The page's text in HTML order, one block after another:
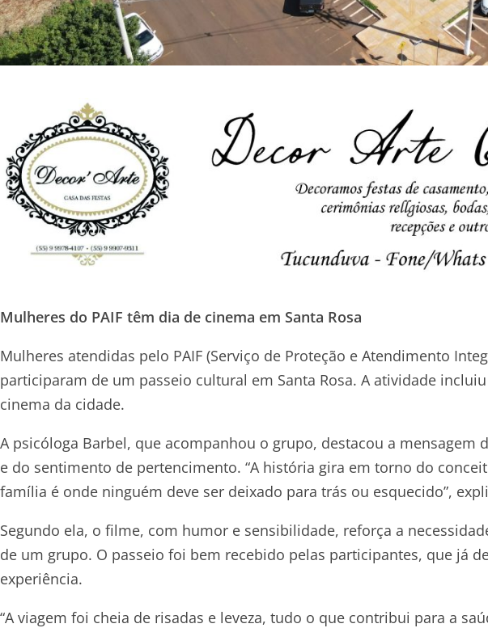
Mulheres do PAIF têm dia de cinema em Santa Rosa
Mulheres atendidas pelo PAIF (Serviço de Proteção e Atendimento
participaram de um passeio cultural em Santa Rosa. A atividade
cinema da cidade.
A psicóloga Barbel, que acompanhou o grupo, destacou a
e do sentimento de pertencimento. “A história gira em torno do
família é onde ninguém deve ser deixado para trás ou esquecido”,
Segundo ela, o filme, com humor e sensibilidade, reforça a
de um grupo. O passeio foi bem recebido pelas participantes, que já
experiência.
“A viagem foi cheia de risadas e leveza, tudo o que contribui para a